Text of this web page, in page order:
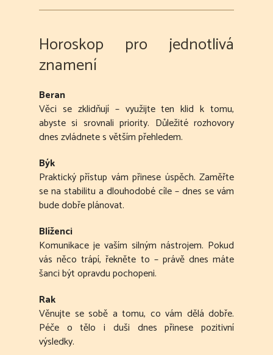
Horoskop pro jednotlivá
znamení
Beran
Věci se zklidňují – využijte ten klid k tomu,
abyste si srovnali priority. Důležité rozhovory
dnes zvládnete s větším přehledem.
Býk
Praktický přístup vám přinese úspěch. Zaměřte
se na stabilitu a dlouhodobé cíle – dnes se vám
bude dobře plánovat.
Blíženci
Komunikace je vaším silným nástrojem. Pokud
vás něco trápí, řekněte to – právě dnes máte
šanci být opravdu pochopeni.
Rak
Věnujte se sobě a tomu, co vám dělá dobře.
Péče o tělo i duši dnes přinese pozitivní
výsledky.